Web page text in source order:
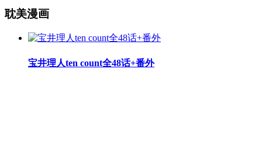
耽美漫画
宝井理人ten count全48话+番外